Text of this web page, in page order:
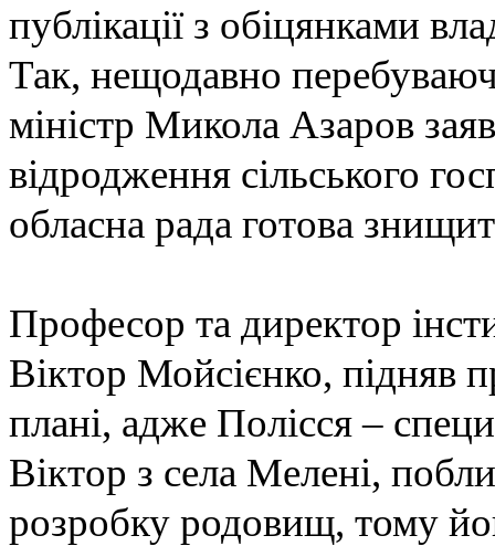
публікації з обіцянками
Так, нещодавно
міністр Микола Азаров
відродження сільського
обласна рада готова
Професор та директор
Віктор Мойсієнко, підняв
плані, адже Полісся –
Віктор з села Мелені,
розробку родовищ, тому